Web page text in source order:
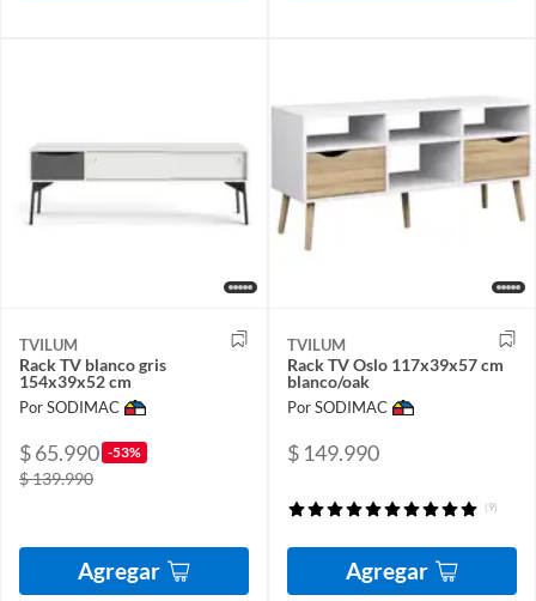
TVILUM
Rack TV blanco gris
154x39x52 cm
Por SODIMAC
$ 65.990 -53%
$ 139.990
Agregar
TVILUM
Rack TV Oslo 117x39x57 cm
blanco/oak
Por SODIMAC
$ 149.990
(9)
Agregar